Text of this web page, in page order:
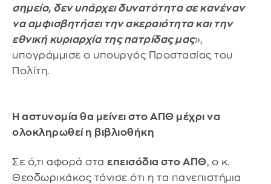
σημείο, δεν υπάρχει δυνατότητα σε κανέναν
να αμφισβητήσει την ακεραιότητα και την
εθνική κυριαρχία της πατρίδας μας»,
υπογράμμισε ο υπουργός Προστασίας του
Πολίτη.
Η αστυνομία θα μείνει στο ΑΠΘ μέχρι να
ολοκληρωθεί η βιβλιοθήκη
Σε ό,τι αφορά στα επεισόδια στο ΑΠΘ, ο κ.
Θεοδωρικάκος τόνισε ότι η τα πανεπιστήμια